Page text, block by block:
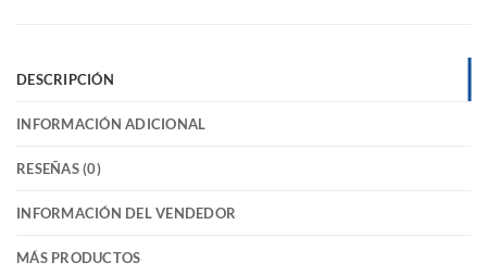
DESCRIPCIÓN
INFORMACIÓN ADICIONAL
RESEÑAS (0)
INFORMACIÓN DEL VENDEDOR
MÁS PRODUCTOS